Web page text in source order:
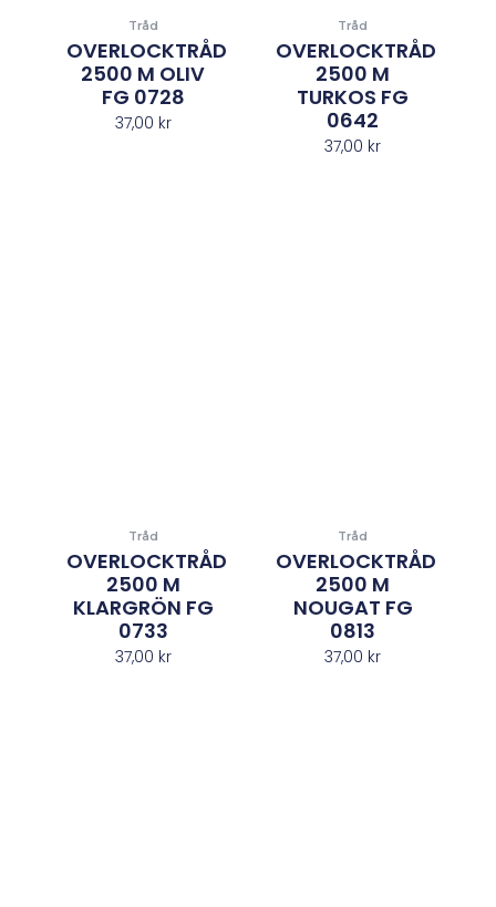
Tråd
OVERLOCKTRÅD
2500 M OLIV
FG 0728
37,00 kr
Tråd
OVERLOCKTRÅD
2500 M
TURKOS FG
0642
37,00 kr
Tråd
OVERLOCKTRÅD
2500 M
KLARGRÖN FG
0733
37,00 kr
Tråd
OVERLOCKTRÅD
2500 M
NOUGAT FG
0813
37,00 kr